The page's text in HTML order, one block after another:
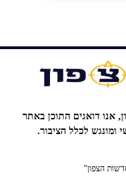
אנו דואגים התוכן באתר
ומונגש לכלל הציבור.
הצפון"